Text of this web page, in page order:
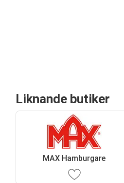
Liknande butiker
MAX Hamburgare